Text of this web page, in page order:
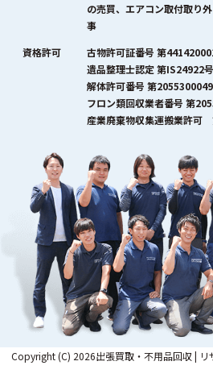
の売買、エアコン取付取り
事
資格許可
古物許可証番号 第
遺品整理士認定 第IS24922号
解体許可番号 第
フロン類回収業者番号 第
産業廃棄物収集運搬業許可
Copyright (C) 2026出張買取・不用品回収 | リ